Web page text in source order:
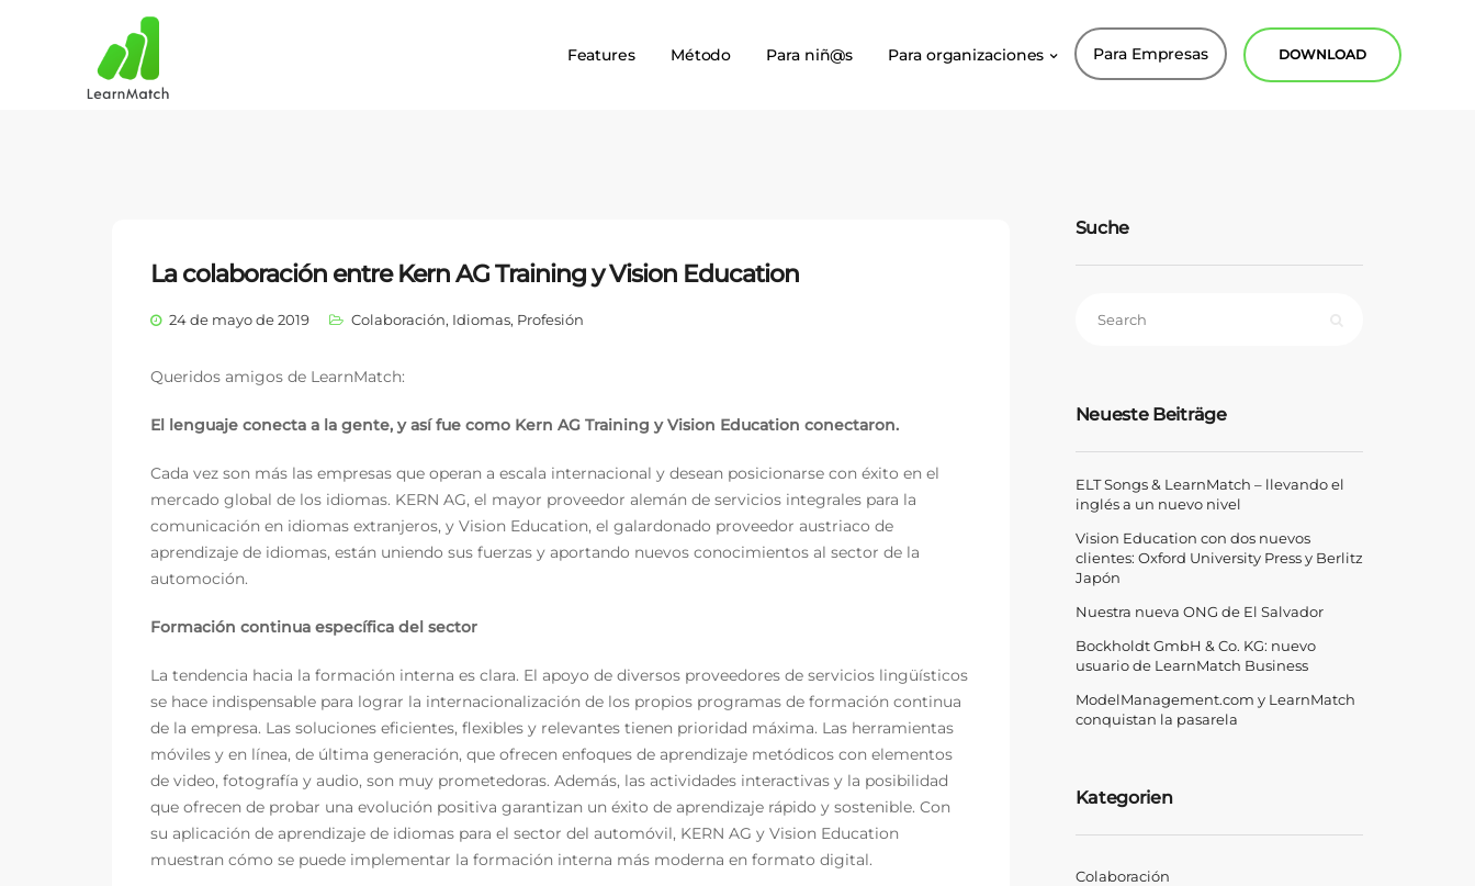
Features Método Para niñ@s Para organizaciones Para Empresas DOWNLOAD
La colaboración entre Kern AG Training y Vision Education
24 de mayo de 2019 Colaboración, Idiomas, Profesión
Queridos amigos de LearnMatch:
El lenguaje conecta a la gente, y así fue como Kern AG Training y Vision Education conectaron.
Cada vez son más las empresas que operan a escala internacional y desean posicionarse con éxito en el
mercado global de los idiomas. KERN AG, el mayor proveedor alemán de servicios integrales para la
comunicación en idiomas extranjeros, y Vision Education, el galardonado proveedor austriaco de
aprendizaje de idiomas, están uniendo sus fuerzas y aportando nuevos conocimientos al sector de la
automoción.
Formación continua específica del sector
La tendencia hacia la formación interna es clara. El apoyo de diversos proveedores de servicios lingüísticos
se hace indispensable para lograr la internacionalización de los propios programas de formación continua
de la empresa. Las soluciones eficientes, flexibles y relevantes tienen prioridad máxima. Las herramientas
móviles y en línea, de última generación, que ofrecen enfoques de aprendizaje metódicos con elementos
de video, fotografía y audio, son muy prometedoras. Además, las actividades interactivas y la posibilidad
que ofrecen de probar una evolución positiva garantizan un éxito de aprendizaje rápido y sostenible. Con
su aplicación de aprendizaje de idiomas para el sector del automóvil, KERN AG y Vision Education
muestran cómo se puede implementar la formación interna más moderna en formato digital.
Suche
Neueste Beiträge
ELT Songs & LearnMatch – llevando el
inglés a un nuevo nivel
Vision Education con dos nuevos
clientes: Oxford University Press y Berlitz
Japón
Nuestra nueva ONG de El Salvador
Bockholdt GmbH & Co. KG: nuevo
usuario de LearnMatch Business
ModelManagement.com y LearnMatch
conquistan la pasarela
Kategorien
Colaboración